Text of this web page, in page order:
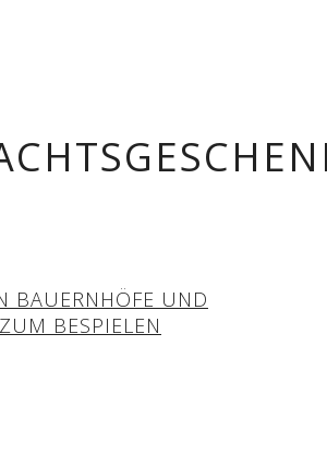
BAUERNHÖFE UND
BESPIELEN